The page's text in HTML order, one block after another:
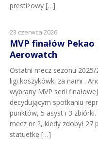
prestiżowy […]
23 czerwca 2026
MVP finałów
Aerowatch
Ostatni mecz sezonu
ligi koszykówki za nami .
wybrany MVP serii
decydującym spotkaniu
punktów, 5 asyst i 3
mecz nr 2, kiedy zdobył
statuetkę […]